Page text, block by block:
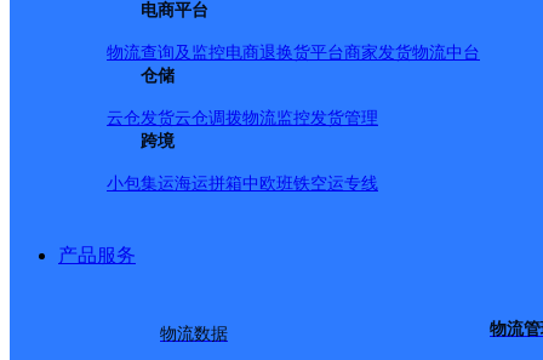
电商平台
物流查询及监控电商退换货平台商家发货物流中台
仓储
云仓发货云仓调拨物流监控发货管理
跨境
小包集运海运拼箱中欧班铁空运专线
产品服务
物流数据 物流
区 ✕ 清空已选
圆通速递(130) 韵达速递(297) 中通快递(120)
阿城区(3)
哈尔滨市双城区站北新